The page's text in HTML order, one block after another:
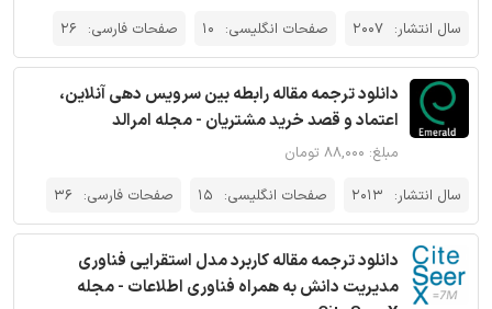
سال انتشار: 2007 صفحات انگلیسی: 10 صفحات فارسی: 26
دانلود ترجمه مقاله رابطه بین سرویس دهی آنلاین،
اعتماد و قصد خرید مشتریان - مجله امرالد
مبلغ: ۸۸,۰۰۰ تومان
سال انتشار: 2013 صفحات انگلیسی: 15 صفحات فارسی: 36
دانلود ترجمه مقاله کاربرد مدل استقرایی فناوری
مدیریت دانش به همراه فناوری اطلاعات - مجله